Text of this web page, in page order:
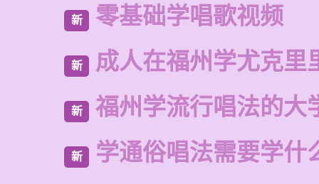
新 零基础学唱歌视频
新 成人在福州学尤克里
新 福州学流行唱法的大
新 学通俗唱法需要学什